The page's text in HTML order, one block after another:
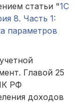
статьи "1С
8. Часть 1:
параметров
Главой 25
РФ
доходов